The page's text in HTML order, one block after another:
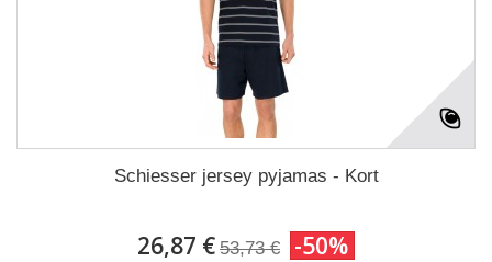
Schiesser jersey pyjamas - Kort
26,87 € 53,73 € -50%